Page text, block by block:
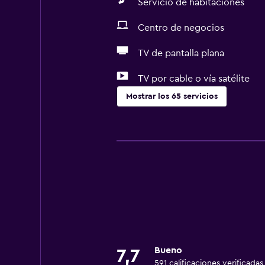
Servicio de habitaciones
Centro de negocios
TV de pantalla plana
TV por cable o vía satélite
Mostrar los 65 servicios
Wifi gratis
Artículos de aseo gratis
7,7 Bueno
591 calificaciones verificadas